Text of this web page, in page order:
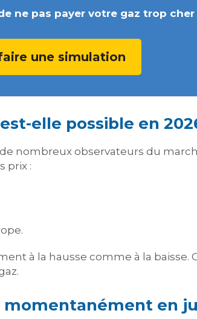
ne pas payer votre gaz trop cher
une simulation
elle possible en
nombreux observateurs du
prix :
à la hausse comme à la baisse.
en